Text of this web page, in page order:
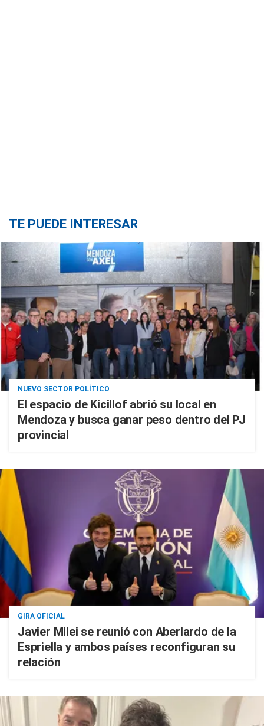
TE PUEDE INTERESAR
NUEVO SECTOR POLÍTICO
El espacio de Kicillof abrió su local en
Mendoza y busca ganar peso dentro del PJ
provincial
GIRA OFICIAL
Javier Milei se reunió con Aberlardo de la
Espriella y ambos países reconfiguran su
relación